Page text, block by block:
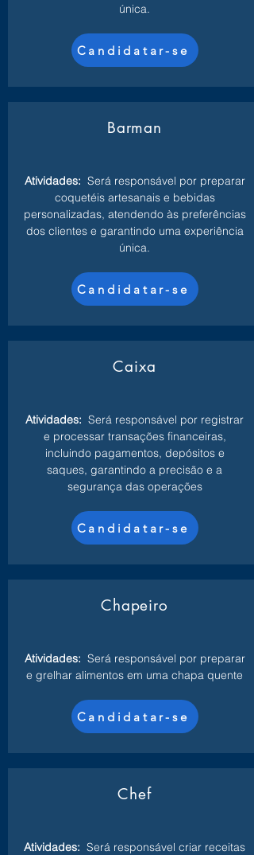
única.
Candidatar-se
Barman
Atividades: Será responsável por preparar
coquetéis artesanais e bebidas
personalizadas, atendendo às preferências
dos clientes e garantindo uma experiência
única.
Candidatar-se
Caixa
Atividades: Será responsável por registrar
e processar transações financeiras,
incluindo pagamentos, depósitos e
saques, garantindo a precisão e a
segurança das operações
Candidatar-se
Chapeiro
Atividades: Será responsável por preparar
e grelhar alimentos em uma chapa quente
Candidatar-se
Chef
Atividades: Será responsável criar receitas